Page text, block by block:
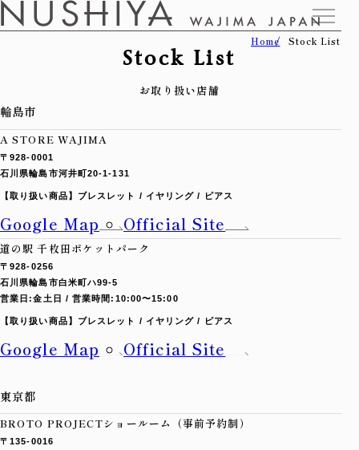
Home Stock List
Stock List
お取り扱い店舗
輪島市
A STORE WAJIMA
〒928-0001
石川県輪島市河井町20-1-131
【取り扱い商品】 ブレスレット / イヤリング / ピアス
Google Map Official Site
道の駅 千枚田ポケットパーク
〒928-0256
石川県輪島市白米町ハ99-5
営業日:金土日 / 営業時間:10:00〜15:00
【取り扱い商品】 ブレスレット / イヤリング / ピアス
Google Map Official Site
東京都
BROTO PROJECTショールーム（事前予約制）
〒135-0016